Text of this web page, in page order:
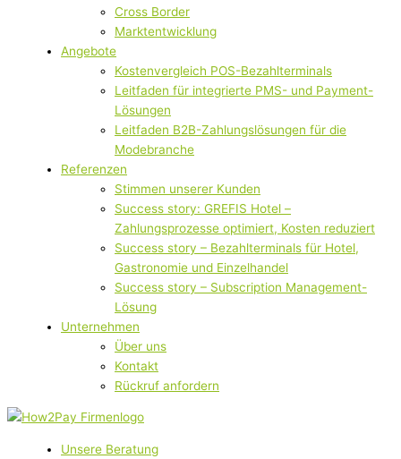
Cross Border
Marktentwicklung
Angebote
Kostenvergleich POS-Bezahlterminals
Leitfaden für integrierte PMS- und Payment-
Lösungen
Leitfaden B2B-Zahlungslösungen für die
Modebranche
Referenzen
Stimmen unserer Kunden
Success story: GREFIS Hotel –
Zahlungsprozesse optimiert, Kosten reduziert
Success story – Bezahlterminals für Hotel,
Gastronomie und Einzelhandel
Success story – Subscription Management-
Lösung
Unternehmen
Über uns
Kontakt
Rückruf anfordern
Unsere Beratung